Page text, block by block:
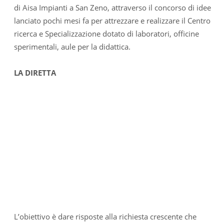
di Aisa Impianti a San Zeno, attraverso il concorso di idee
lanciato pochi mesi fa per attrezzare e realizzare il Centro
ricerca e Specializzazione dotato di laboratori, officine
sperimentali, aule per la didattica.
LA DIRETTA
L’obiettivo è dare risposte alla richiesta crescente che